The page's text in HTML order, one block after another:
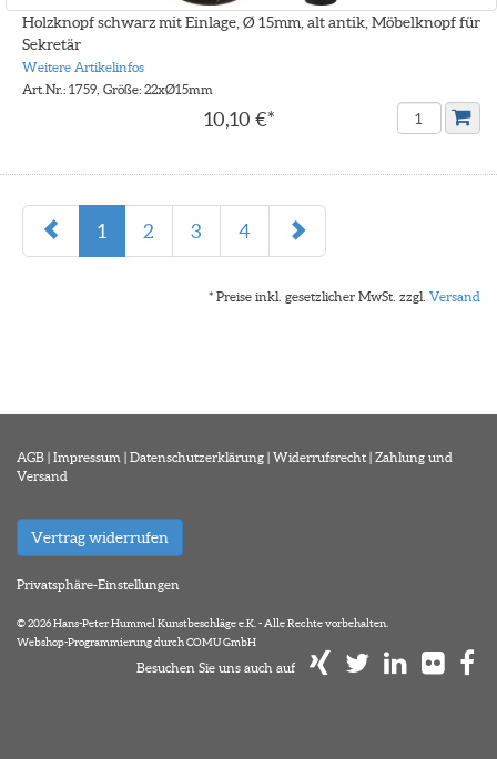
Holzknopf schwarz mit Einlage, Ø 15mm, alt antik, Möbelknopf für
Sekretär
Weitere Artikelinfos
Art.Nr.: 1759, Größe: 22xØ15mm
10,10 €*
1 2 3 4
* Preise inkl. gesetzlicher MwSt. zzgl. Versand
AGB | Impressum | Datenschutzerklärung | Widerrufsrecht | Zahlung und
Versand
Vertrag widerrufen
Privatsphäre-Einstellungen
© 2026 Hans-Peter Hummel Kunstbeschläge e.K. - Alle Rechte vorbehalten.
Webshop-Programmierung durch COMU GmbH
Besuchen Sie uns auch auf